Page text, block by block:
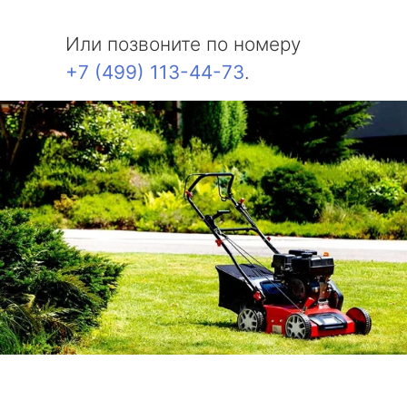
Или позвоните по номеру
+7 (499) 113-44-73.